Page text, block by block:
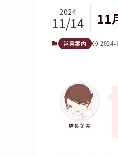
11
2024
11/14
営業案内 2024-
店長冬美